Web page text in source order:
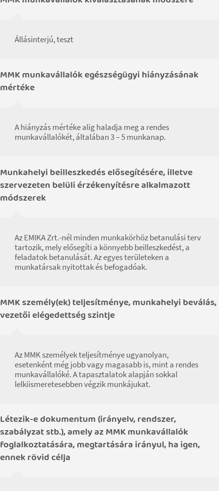
Állásinterjú, teszt
MMK munkavállalók egészségügyi hiányzásának
mértéke
A hiányzás mértéke alig haladja meg a rendes
munkavállalókét, általában 3 – 5 munkanap.
Munkahelyi beilleszkedés elősegítésére, illetve
szervezeten belüli érzékenyítésre alkalmazott
módszerek
Az EMIKA Zrt.-nél minden munkakörhöz betanulási terv
tartozik, mely elősegíti a könnyebb beilleszkedést, a
feladatok betanulását. Az egyes területeken a
munkatársak nyitottak és befogadóak.
MMK személy(ek) teljesítménye, munkahelyi beválás,
vezetői elégedettség szintje
Az MMK személyek teljesítménye ugyanolyan,
esetenként még jobb vagy magasabb is, mint a rendes
munkavállalóké. A tapasztalatok alapján sokkal
lelkiismeretesebben végzik munkájukat.
Létezik-e dokumentum (irányelv, rendszer,
szabályzat stb.), amely az MMK munkavállalók
foglalkoztatására, megtartására irányul, ha igen,
ennek rövid célja